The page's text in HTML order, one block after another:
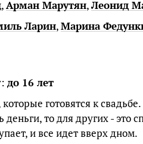
,Арман Марутян,Леонид
Ларин,Марина
до 16 лет
готовятся к
деньги, то для других -
и все идет вверх дном.